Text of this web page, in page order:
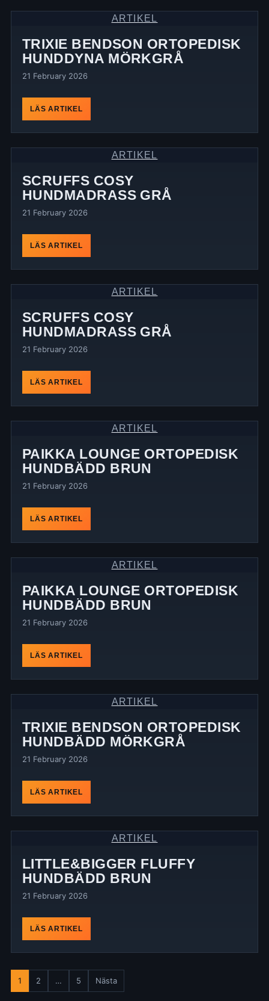
ARTIKEL
TRIXIE BENDSON ORTOPEDISK
HUNDDYNA MÖRKGRÅ
21 February 2026
LÄS ARTIKEL
ARTIKEL
SCRUFFS COSY
HUNDMADRASS GRÅ
21 February 2026
LÄS ARTIKEL
ARTIKEL
SCRUFFS COSY
HUNDMADRASS GRÅ
21 February 2026
LÄS ARTIKEL
ARTIKEL
PAIKKA LOUNGE ORTOPEDISK
HUNDBÄDD BRUN
21 February 2026
LÄS ARTIKEL
ARTIKEL
PAIKKA LOUNGE ORTOPEDISK
HUNDBÄDD BRUN
21 February 2026
LÄS ARTIKEL
ARTIKEL
TRIXIE BENDSON ORTOPEDISK
HUNDBÄDD MÖRKGRÅ
21 February 2026
LÄS ARTIKEL
ARTIKEL
LITTLE&BIGGER FLUFFY
HUNDBÄDD BRUN
21 February 2026
LÄS ARTIKEL
Posts
1 2 … 5 Nästa